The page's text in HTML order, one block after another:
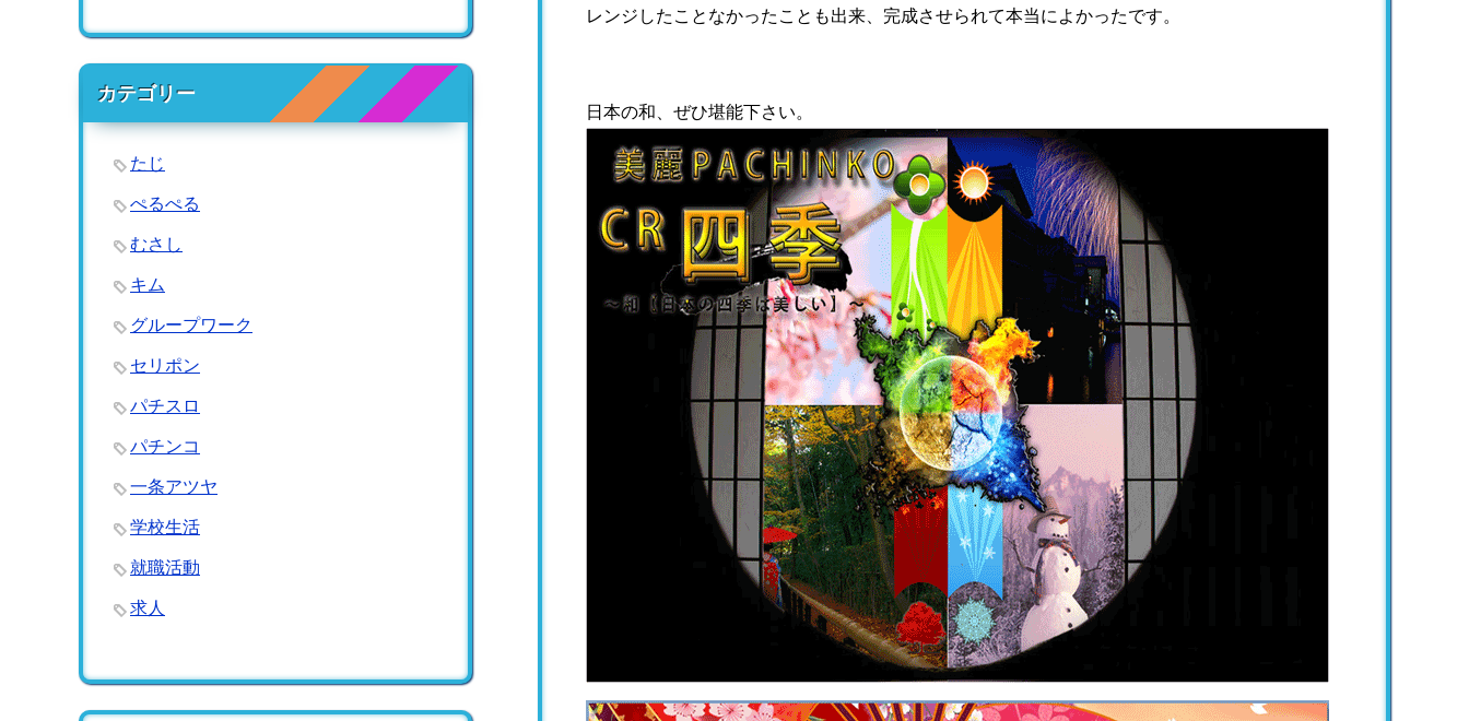
レンジしたことなかったことも出来、完成させられて本当によかったです。
日本の和、ぜひ堪能下さい。
カテゴリー
たじ
ぺるぺる
むさし
キム
グループワーク
セリポン
パチスロ
パチンコ
一条アツヤ
学校生活
就職活動
求人